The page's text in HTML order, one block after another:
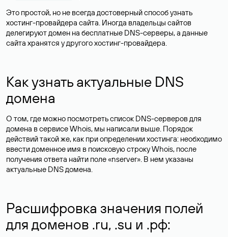
Это простой, но не всегда достоверный способ узнать
хостинг-провайдера сайта. Иногда владельцы сайтов
делегируют домен на бесплатные DNS-серверы, а данные
сайта хранятся у другого хостинг-провайдера.
Как узнать актуальные DNS
домена
О том, где можно посмотреть список DNS-серверов для
домена в сервисе Whois, мы написали выше. Порядок
действий такой же, как при определении хостинга: необходимо
ввести доменное имя в поисковую строку Whois, после
получения ответа найти поле «nserver». В нем указаны
актуальные DNS домена.
Расшифровка значения полей
для доменов .ru, .su и .рф: